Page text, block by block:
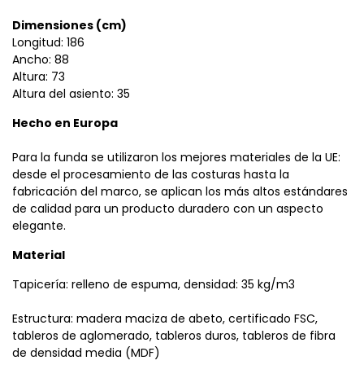
Dimensiones (cm)
Longitud: 186
Ancho: 88
Altura: 73
Altura del asiento: 35
Hecho en Europa
Para la funda se utilizaron los mejores materiales de la UE:
desde el procesamiento de las costuras hasta la
fabricación del marco, se aplican los más altos estándares
de calidad para un producto duradero con un aspecto
elegante.
Material
Tapicería: relleno de espuma, densidad: 35 kg/m3
Estructura: madera maciza de abeto, certificado FSC,
tableros de aglomerado, tableros duros, tableros de fibra
de densidad media (MDF)